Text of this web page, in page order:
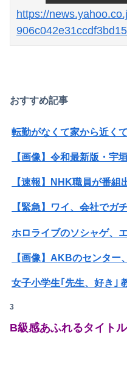
https://
おすすめ記事
【画像】令和最新版・宇
【速報】NHK職員が番組
3
B級感あふれるタイト